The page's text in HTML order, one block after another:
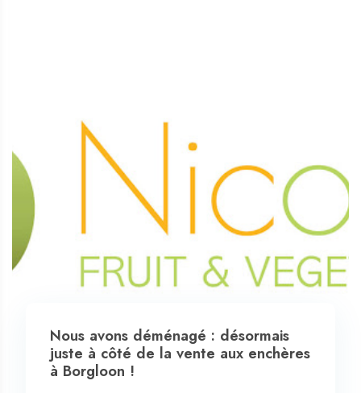
Nous avons déménagé : désormais
juste à côté de la vente aux enchères
à Borgloon !